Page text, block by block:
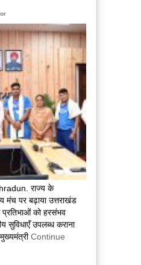
राज्य के
मंच पर बढ़ाया उत्तराखंड
को हरसंभव
सुविधाएँ उपलब्ध कराना
Continue